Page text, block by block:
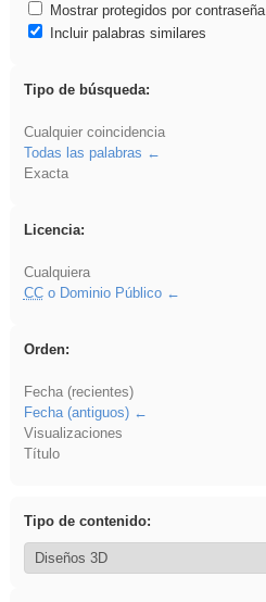
Mostrar protegidos por contraseña
Incluir palabras similares
Tipo de búsqueda:
Cualquier coincidencia
Todas las palabras
Exacta
Licencia:
Cualquiera
CCo Dominio Público
Orden:
Fecha (recientes)
Fecha (antiguos)
Visualizaciones
Título
Tipo de contenido: